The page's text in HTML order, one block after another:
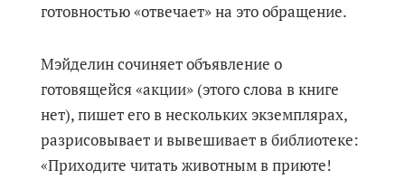
готовностью «отвечает» на это обращение.
Мэйделин сочиняет объявление о
готовящейся «акции» (этого слова в книге
нет), пишет его в нескольких экземплярах,
разрисовывает и вывешивает в библиотеке:
«Приходите читать животным в приюте!